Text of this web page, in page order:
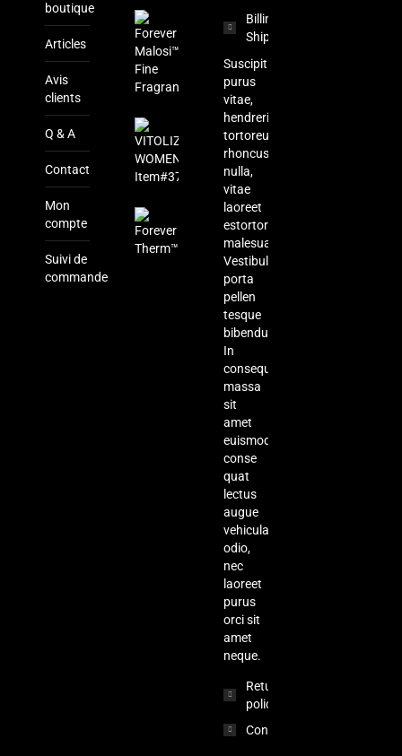
boutique
Articles
Avis
clients
Q & A
Contact
Mon
compte
Suivi de
commande
Forever
Malosi™
Fragrance
26.500CFA
VITOLIZE
WOMEN
Item#375
27.500CFA
Forever
Therm™
25.000CFA
Billing &
Shipping
Suscipit
purus
vitae,
hendrerit
tortoreu
rhoncus
nulla,
vitae
laoreet
estortor
malesuada.
Vestibulum
porta
pellen
tesque
bibendum.
In
consequat,
massa
sit
amet
euismod
conse
quat
lectus
augue
vehicula
odio,
nec
laoreet
purus
orci sit
amet
neque.
Return
policy
Contact